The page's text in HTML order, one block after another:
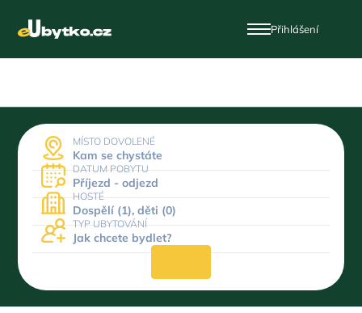
Přihlášení
MÍSTO DOVOLENÉ
Kam se chystáte
DATUM POBYTU
Příjezd - odjezd
HOSTÉ
Dospělí (1), děti (0)
TYP UBYTOVÁNÍ
Jak chcete bydlet?